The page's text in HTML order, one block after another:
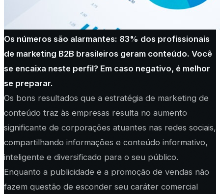
Os números são alarmantes: 83% dos profissionais
de marketing B2B brasileiros geram conteúdo. Você
se encaixa neste perfil? Em caso negativo, é melhor
se preparar.
Os bons resultados que a estratégia de marketing de
conteúdo traz às empresas resulta no aumento
significante de corporações atuantes nas redes sociais,
compartilhando informações e conteúdo informativo,
inteligente e diversificado para o seu público.
Enquanto a publicidade e a promoção de vendas não
fazem questão de esconder seu caráter comercial